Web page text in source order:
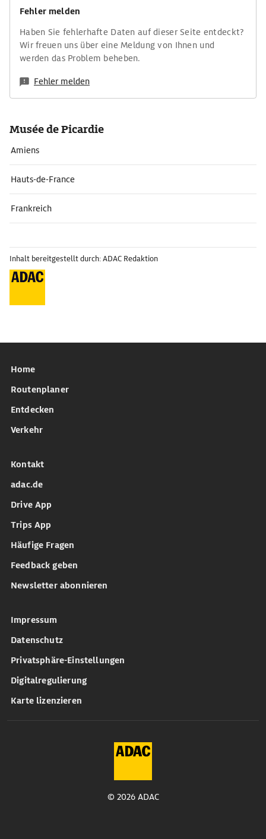
Fehler melden
Haben Sie fehlerhafte Daten auf dieser Seite entdeckt?
Wir freuen uns über eine Meldung von Ihnen und
werden das Problem beheben.
Fehler melden
Musée de Picardie
Amiens
Hauts-de-France
Frankreich
Inhalt bereitgestellt durch: ADAC Redaktion
Home
Routenplaner
Entdecken
Verkehr
Kontakt
adac.de
Drive App
Trips App
Häufige Fragen
Feedback geben
Newsletter abonnieren
Impressum
Datenschutz
Privatsphäre-Einstellungen
Digitalregulierung
Karte lizenzieren
© 2026 ADAC